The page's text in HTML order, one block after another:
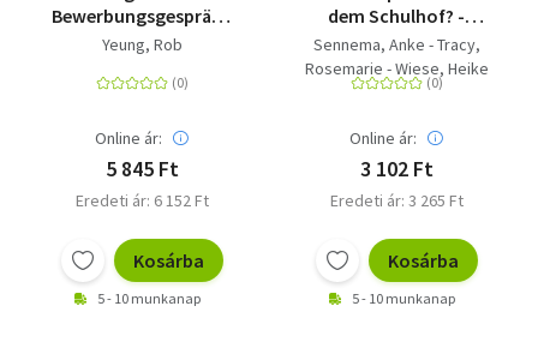
Bewerbungsgespräch
für Dummies
Yeung, Rob
Online ár:
5 845 Ft
Eredeti ár: 6 152 Ft
Kosárba
5 - 10 munkanap
dem Schulhof? -
Warum wir
Mehrsprachigkeit
brauchen
Sennema, Anke - Tracy,
Rosemarie - Wiese, Heike
Online ár:
3 102 Ft
Eredeti ár: 3 265 Ft
Kosárba
5 - 10 munkanap